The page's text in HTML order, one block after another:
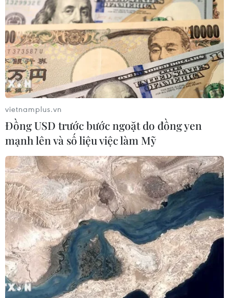
thuận thương mại Giai đoạn một.
Mỹ nhấn mạnh mục tiêu "không gia tăng
căng thẳng với Trung Quốc"
05/10/2021 04:44
Theo thỏa thuận thương mại giai đoạn 1, đến cuối năm
2021, Trung Quốc phải hoàn thành cam kết tăng kim
ngạch nhập khẩu hàng hóa Mỹ, như các loại nông sản
và dịch vụ .
vietnamplus.vn
Đồng USD trước bước ngoặt do đồng yen
mạnh lên và số liệu việc làm Mỹ